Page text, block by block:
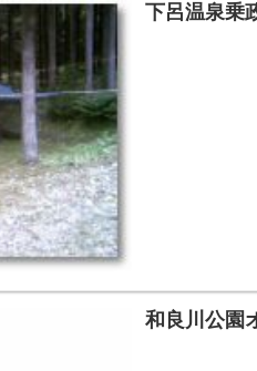
下呂温泉乗
和良川公園